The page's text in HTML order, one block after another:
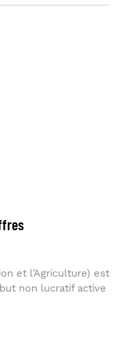
et l’Agriculture) est
non lucratif active